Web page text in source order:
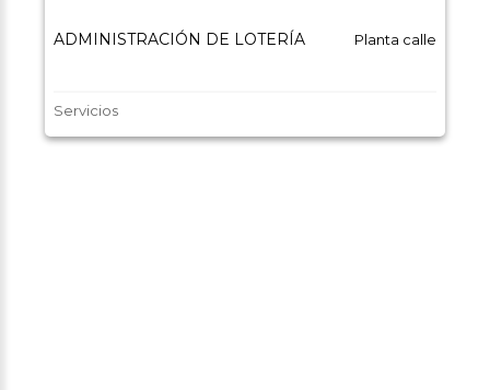
ADMINISTRACIÓN DE LOTERÍA Planta calle
Servicios